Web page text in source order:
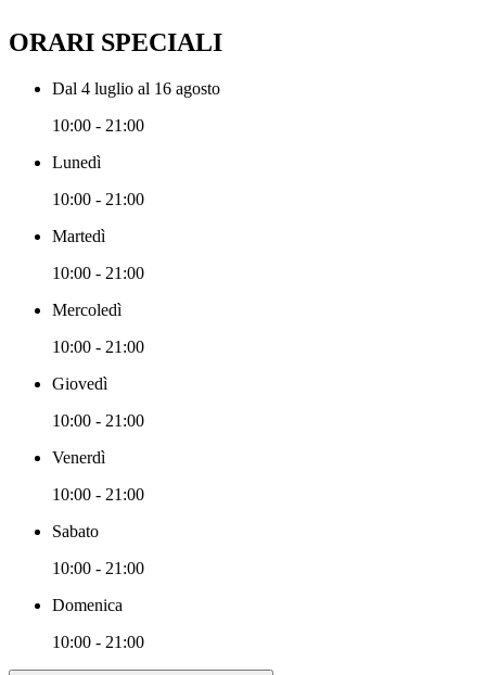
ORARI SPECIALI
Dal 4 luglio al 16 agosto
10:00 - 21:00
Lunedì
10:00 - 21:00
Martedì
10:00 - 21:00
Mercoledì
10:00 - 21:00
Giovedì
10:00 - 21:00
Venerdì
10:00 - 21:00
Sabato
10:00 - 21:00
Domenica
10:00 - 21:00